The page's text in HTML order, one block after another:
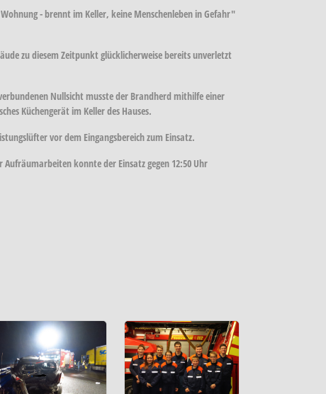
- brennt im Keller, keine Menschenleben in Gefahr"
zu diesem Zeitpunkt glücklicherweise bereits unverletzt
Nullsicht musste der Brandherd mithilfe einer
Küchengerät im Keller des Hauses.
vor dem Eingangsbereich zum Einsatz.
konnte der Einsatz gegen 12:50 Uhr